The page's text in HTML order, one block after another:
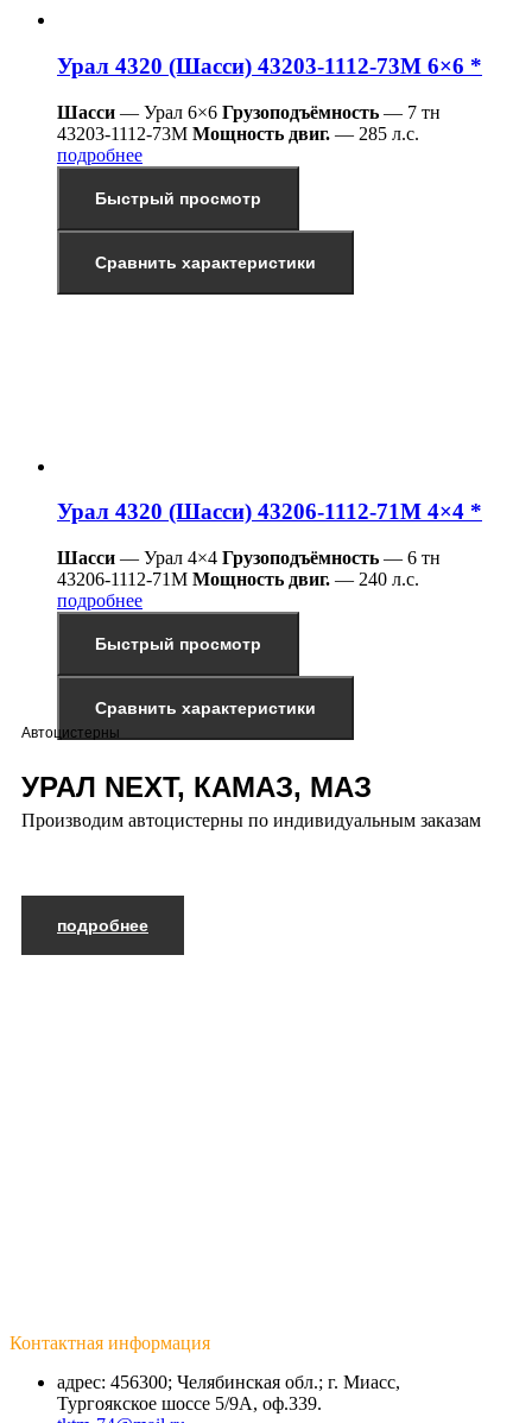
Урал 4320 (Шасси) 43203-1112-73М 6×6 *
Шасси — Урал 6×6 Грузоподъёмность — 7 тн
43203-1112-73М Мощность двиг. — 285 л.с.
подробнее
Быстрый просмотр
Сравнить характеристики
Урал 4320 (Шасси) 43206-1112-71М 4×4 *
Шасси — Урал 4×4 Грузоподъёмность — 6 тн
43206-1112-71М Мощность двиг. — 240 л.с.
подробнее
Быстрый просмотр
Сравнить характеристики
Автоцистерны
УРАЛ NEXT, КАМАЗ, МАЗ
Производим автоцистерны по индивидуальным заказам
подробнее
Контактная информация
адрес: 456300; Челябинская обл.; г. Миасс,
Тургоякское шоссе 5/9А, оф.339.